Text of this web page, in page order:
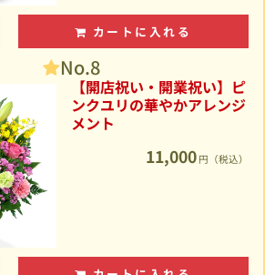
カートに入れる
No.8
【開店祝い・開業祝い】ピ
ンクユリの華やかアレンジ
メント
11,000 円（税込）